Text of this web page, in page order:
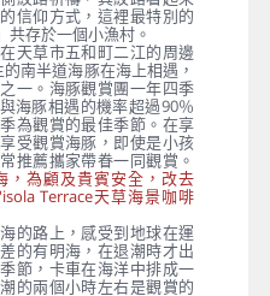
信仰方式，這裡最特別的
共存於一個小漁村。
天草市五和町二江的周邊
南半道海豚在海上相遇，
一。海豚觀賞團一年四季
海豚相遇的機率超過90％
為觀賞的最佳季節。在享
受觀賞海豚，即使是小孩
推薦攜家帶眷一同觀賞。
為顧及貴賓安全，改去
Terrace天草海景咖啡
的路上，感受到地球在運
的有明海，在退潮時才出
節，卡車在海洋中排成一
的兩個小時左右是觀賞的